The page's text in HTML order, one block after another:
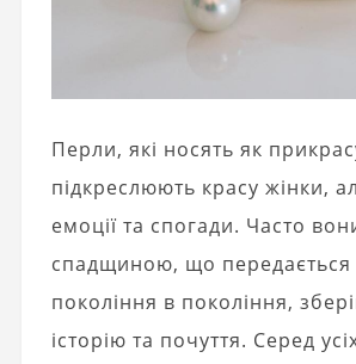
Перли, які носять як
підкреслюють красу жінки,
емоції та спогади. Часто
спадщиною, що передається
покоління в покоління,
історію та почуття. Серед